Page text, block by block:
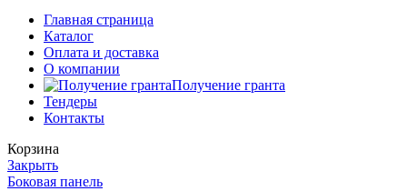
Главная страница
Каталог
Оплата и доставка
О компании
Получение гранта
Тендеры
Контакты
Корзина
Закрыть
Боковая панель